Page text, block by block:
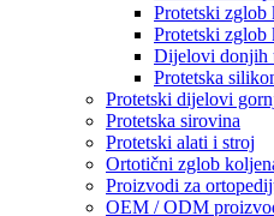
Protetski zglob
Protetski zglob
Dijelovi donjih
Protetska
Protetski dijelovi
Protetska sirovina
Protetski alati i stroj
Ortotični zglob
Proizvodi za
OEM / ODM